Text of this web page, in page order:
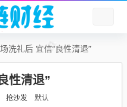
洗礼后 宜信“良性清退”
性清退”
抢沙发 默认